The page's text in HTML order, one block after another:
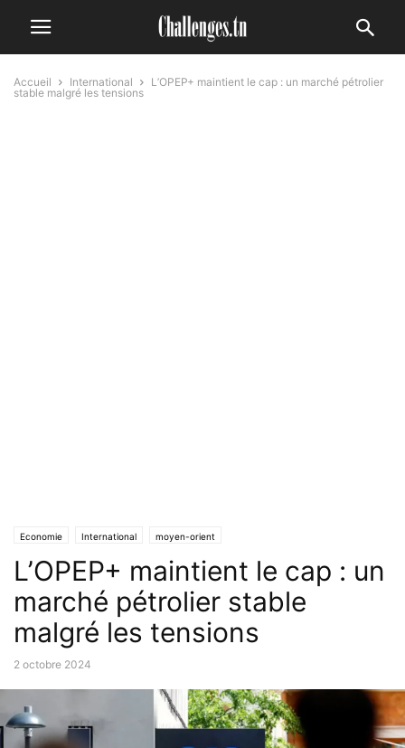
Accueil International
L’OPEP+ maintient le cap : un marché pétrolier
stable malgré les tensions
Economie International moyen-orient
L’OPEP+ maintient le cap : un
marché pétrolier stable
malgré les tensions
2 octobre 2024